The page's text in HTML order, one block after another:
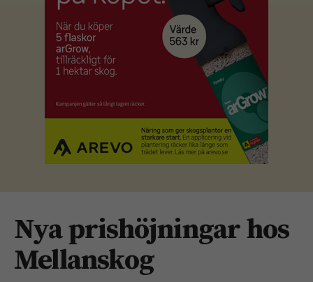
Nya prishöjningar hos
Mellanskog